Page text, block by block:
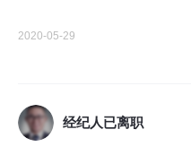
2020-05-29
经纪人已离职